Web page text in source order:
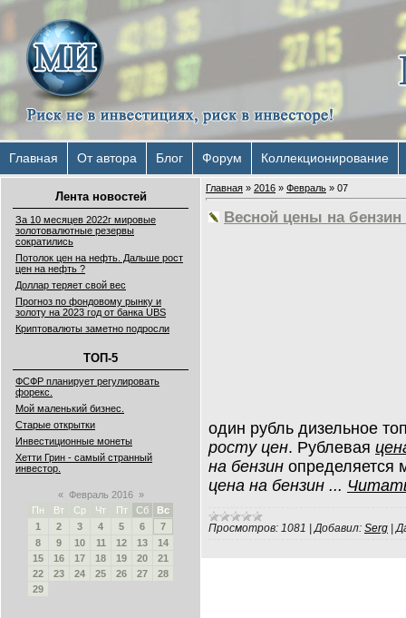
Главная От автора Блог Форум Коллекционирование
Лента новостей
За 10 месяцев 2022г мировые
золотовалютные резервы
сократились
Потолок цен на нефть. Дальше рост
цен на нефть ?
Доллар теряет свой вес
Прогноз по фондовому рынку и
золоту на 2023 год от банка UBS
Криптовалюты заметно подросли
ТОП-5
ФСФР планирует регулировать
форекс.
Мой маленький бизнес.
Старые открытки
Инвестиционные монеты
Хетти Грин - самый странный
инвестор.
« Февраль 2016 »
Пн
Вт Ср Чт Пт Сб
Вс
1
2 3 4 5 6
7
8
9 10 11 12 13
14
15
16 17 18 19 20
21
22
23 24 25 26 27
28
29
Главная » 2016 » Февраль » 07
Весной цены на бензин
один рубль дизельное
росту цен. Рублевая
на бензин определяется
цена на бензин ...
Просмотров: 1081 | Добавил: Serg |